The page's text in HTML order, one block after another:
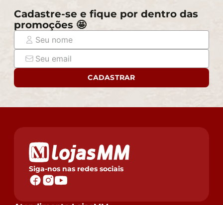
portas, escadas e/ou corredores de sua residência.
Cadastre-se e fique por dentro das
promoções 🤩
CADASTRAR
Siga-nos nas redes sociais